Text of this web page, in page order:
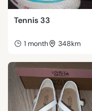
Tennis 33
1 month 348km